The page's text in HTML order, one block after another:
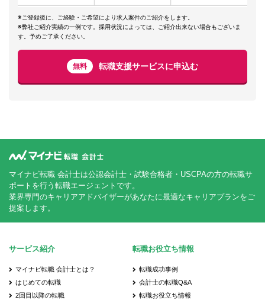
※ご登録後に、ご経験・ご希望により求人案件のご紹介をします。
※弊社ご紹介実績の一例です。採用状況によっては、ご紹介出来ない場合もございま
す。予めご了承ください。
無料 転職支援サービスに申込む
マイナビ転職 会計士は公認会計士・試験合格者・USCPAの方の転職サ
ポートを行う転職エージェントです。
業界専門のキャリアアドバイザーがあなたに最適なキャリアプランをご
提案します。
サービス紹介
マイナビ転職 会計士とは？
はじめての転職
2回目以降の転職
転職お役立ち情報
転職成功事例
会計士の転職Q&A
転職お役立ち情報